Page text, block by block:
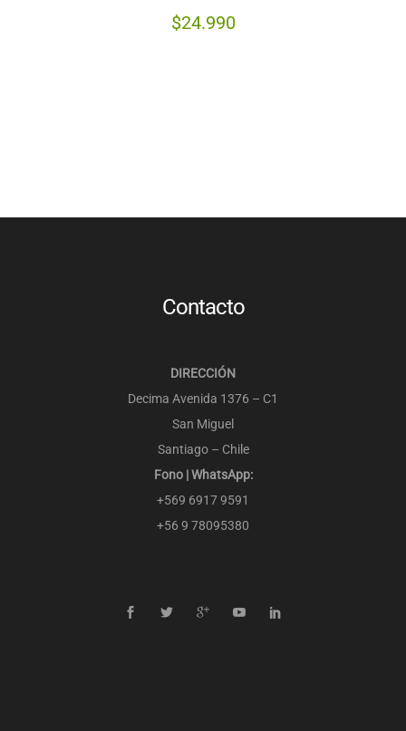
$24.990
Contacto
DIRECCIÓN
Decima Avenida 1376 – C1
San Miguel
Santiago – Chile
Fono | WhatsApp:
+569 6917 9591
+56 9 78095380